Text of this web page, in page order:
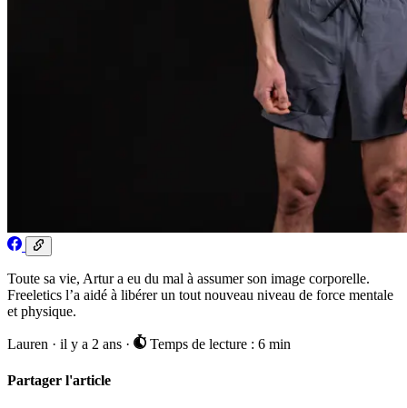
Toute sa vie, Artur a eu du mal à assumer son image corporelle.
Freeletics l’a aidé à libérer un tout nouveau niveau de force mentale
et physique.
Lauren · il y a 2 ans · Temps de lecture : 6 min
Partager l'article